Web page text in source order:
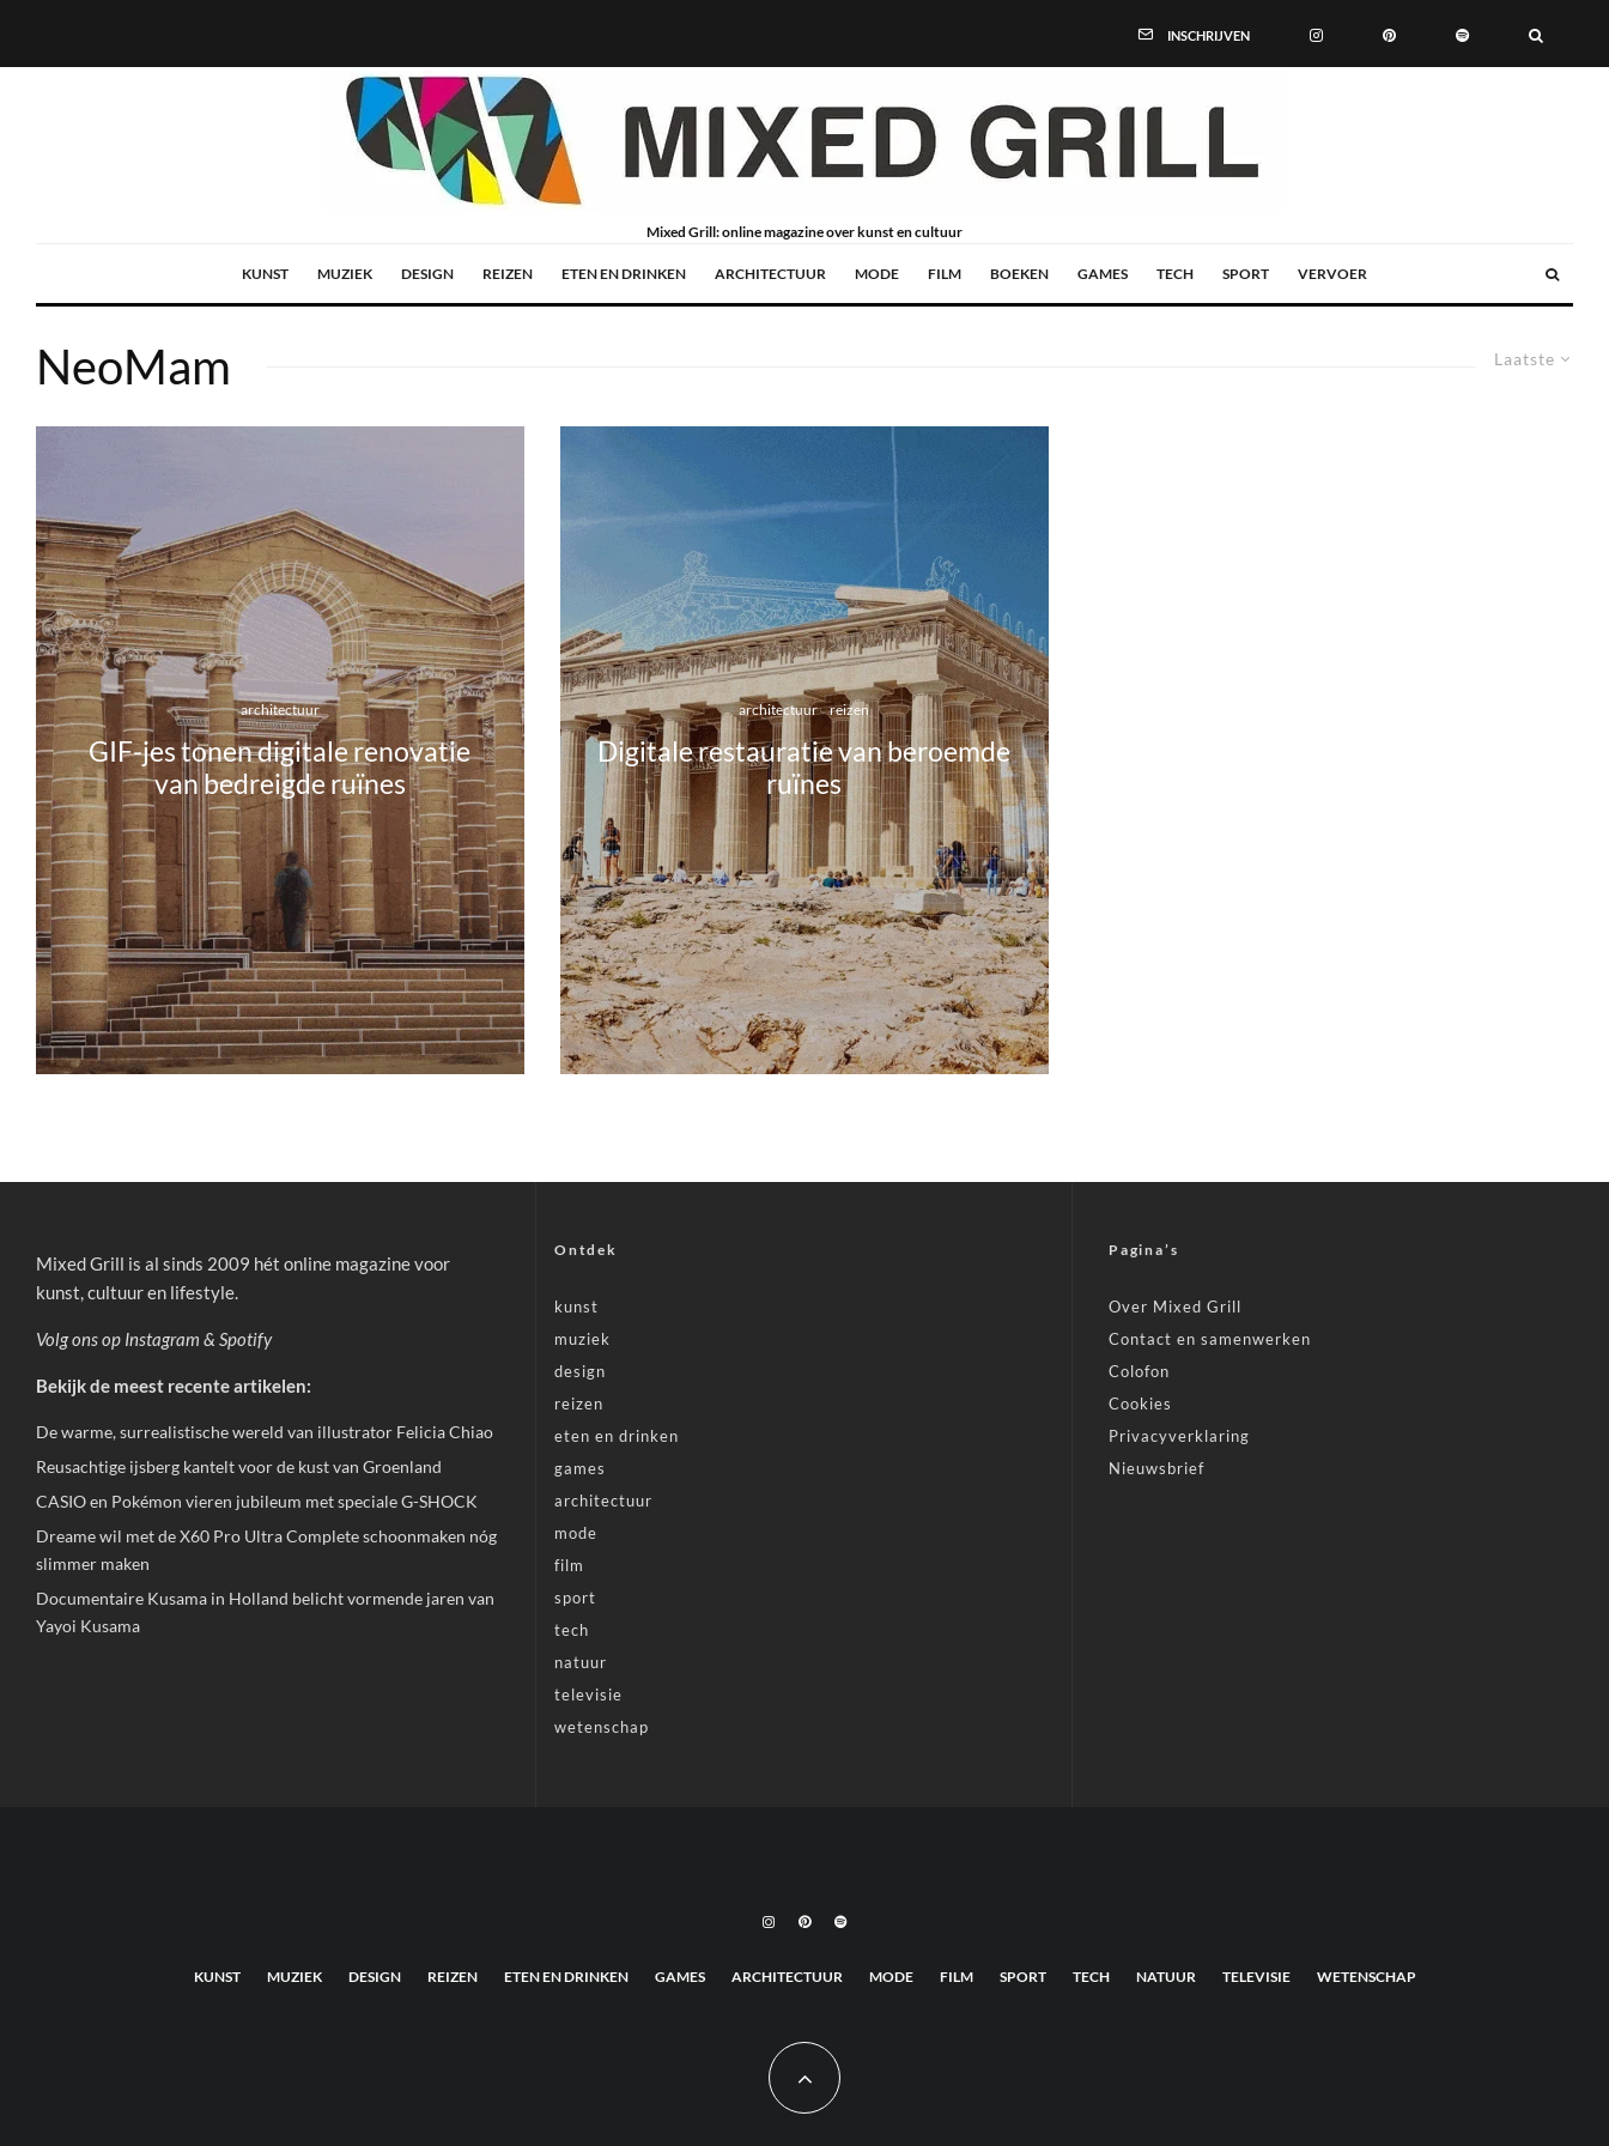
INSCHRIJVEN
Mixed Grill: online magazine over kunst en cultuur
KUNST MUZIEK DESIGN REIZEN ETEN EN DRINKEN ARCHITECTUUR MODE FILM BOEKEN GAMES TECH SPORT VERVOER
Laatste
NeoMam
architectuur
GIF-jes tonen digitale renovatie
van bedreigde ruïnes
architectuur reizen
Digitale restauratie van beroemde
ruïnes
Mixed Grill is al sinds 2009 hét online magazine voor
kunst, cultuur en lifestyle.
Volg ons op Instagram & Spotify
Bekijk de meest recente artikelen:
De warme, surrealistische wereld van illustrator Felicia Chiao
Reusachtige ijsberg kantelt voor de kust van Groenland
CASIO en Pokémon vieren jubileum met speciale G-SHOCK
Dreame wil met de X60 Pro Ultra Complete schoonmaken nóg
slimmer maken
Documentaire Kusama in Holland belicht vormende jaren van
Yayoi Kusama
Ontdek
kunst
muziek
design
reizen
eten en drinken
games
architectuur
mode
film
sport
tech
natuur
televisie
wetenschap
Pagina’s
Over Mixed Grill
Contact en samenwerken
Colofon
Cookies
Privacyverklaring
Nieuwsbrief
KUNST MUZIEK DESIGN REIZEN ETEN EN DRINKEN GAMES ARCHITECTUUR MODE FILM SPORT TECH NATUUR TELEVISIE WETENSCHAP